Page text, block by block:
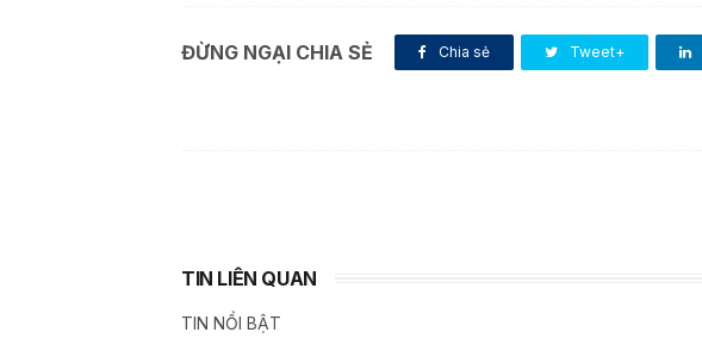
ĐỪNG NGẠI CHIA SẺ Chia sẻ Tweet+
TIN LIÊN QUAN
TIN NỔI BẬT